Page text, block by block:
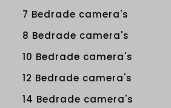
7 Bedrade camera's
8 Bedrade camera's
10 Bedrade camera's
12 Bedrade camera's
14 Bedrade camera's